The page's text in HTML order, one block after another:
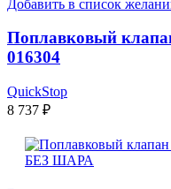
Добавить в список
Поплавковый
016304
QuickStop
8 737 ₽